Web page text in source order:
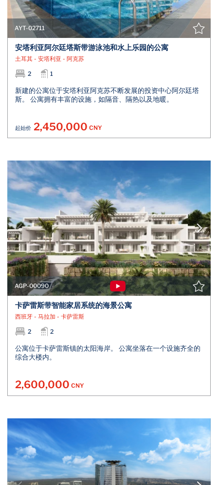
AYT-02711
安塔利亚阿尔廷塔斯带游泳池和水上乐园的公寓
土耳其 - 安塔利亚 - 阿克苏
2 1
新建的公寓位于安塔利亚阿克苏不断发展的投资中心阿尔廷塔
斯。 公寓拥有丰富的设施，如隔音、隔热以及地暖。
起始价 2,450,000 CNY
AGP-00090
卡萨雷斯带智能家居系统的海景公寓
西班牙 - 马拉加 - 卡萨雷斯
2 2
公寓位于卡萨雷斯镇的太阳海岸。 公寓坐落在一个设施齐全的
综合大楼内。
2,600,000 CNY